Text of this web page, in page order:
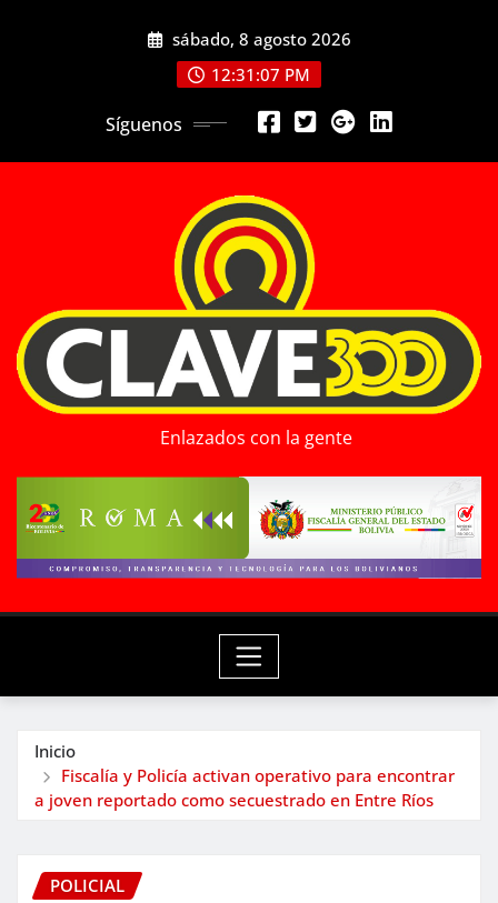
sábado, 8 agosto 2026
12:31:09 PM
Síguenos
Enlazados con la gente
Inicio
Fiscalía y Policía activan operativo para encontrar
a joven reportado como secuestrado en Entre Ríos
POLICIAL